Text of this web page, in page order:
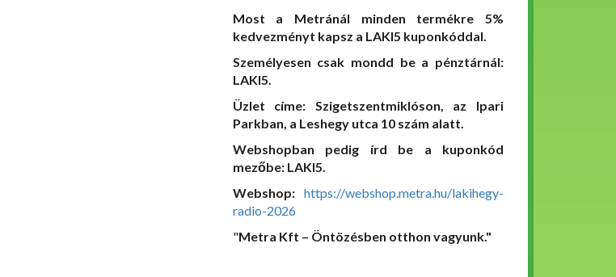
Most a Metránál minden termékre 5%
kedvezményt kapsz a LAKI5 kuponkóddal.
Személyesen csak mondd be a pénztárnál:
LAKI5.
Üzlet címe: Szigetszentmiklóson, az Ipari
Parkban, a Leshegy utca 10 szám alatt.
Webshopban pedig írd be a kuponkód
mezőbe: LAKI5.
Webshop: https://webshop.metra.hu/lakihegy-
radio-2026
"Metra Kft – Öntözésben otthon vagyunk."